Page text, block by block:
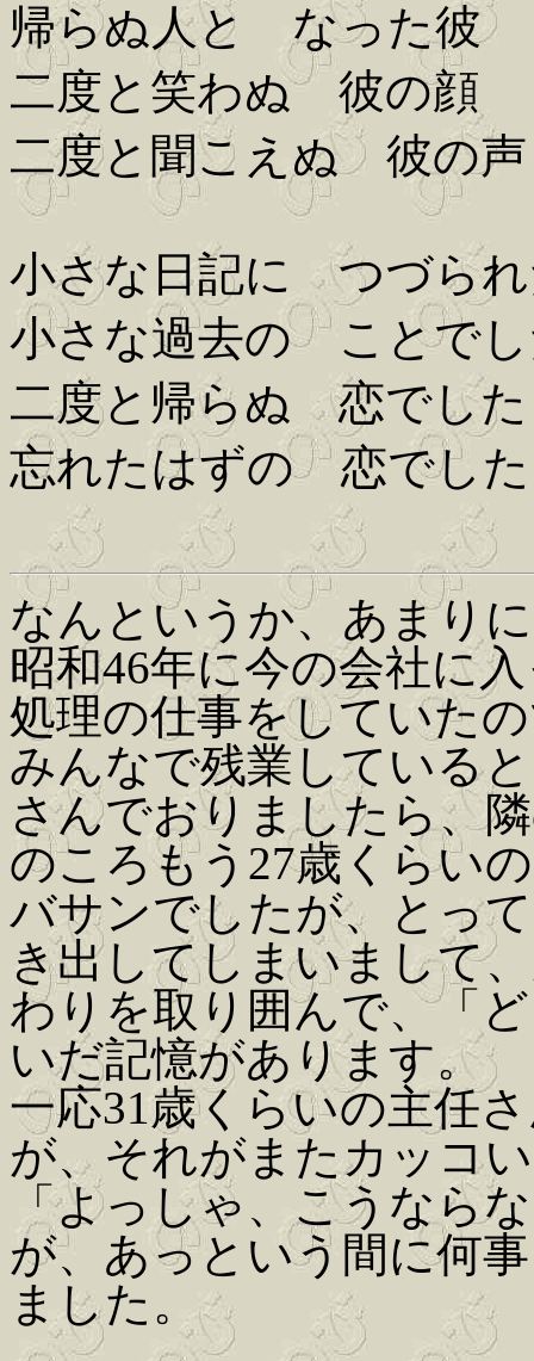
帰らぬ人と なった彼
二度と笑わぬ 彼の顔
二度と聞こえぬ 彼の声
小さな日記に つづら
小さな過去の ことで
二度と帰らぬ 恋でした
忘れたはずの 恋でした
なんというか、あまり
昭和46年に今の会社に
処理の仕事をしていた
みんなで残業している
さんでおりましたら、
のころもう27歳くらい
バサンでしたが、とっ
き出してしまいまして
わりを取り囲んで、「
いだ記憶があります。
一応31歳くらいの主任
が、それがまたカッコ
「よっしゃ、こうなら
が、あっという間に何
ました。